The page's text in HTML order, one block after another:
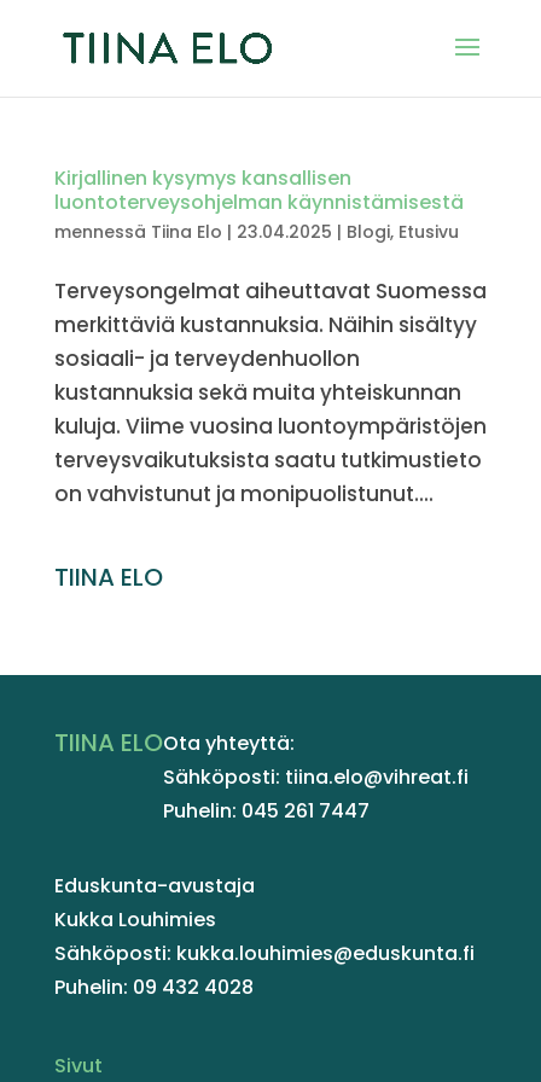
Kirjallinen kysymys kansallisen
luontoterveysohjelman käynnistämisestä
mennessä Tiina Elo | 23.04.2025 | Blogi, Etusivu
Terveysongelmat aiheuttavat Suomessa
merkittäviä kustannuksia. Näihin sisältyy
sosiaali- ja terveydenhuollon
kustannuksia sekä muita yhteiskunnan
kuluja. Viime vuosina luontoympäristöjen
terveysvaikutuksista saatu tutkimustieto
on vahvistunut ja monipuolistunut....
TIINA ELO
TIINA ELOOta yhteyttä:
Sähköposti: tiina.elo@vihreat.fi
Puhelin: 045 261 7447
Eduskunta-avustaja
Kukka Louhimies
Sähköposti: kukka.louhimies@eduskunta.fi
Puhelin: 09 432 4028
Sivut